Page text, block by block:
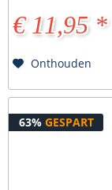
€ 11,95 *
Onthouden
63% GESPART